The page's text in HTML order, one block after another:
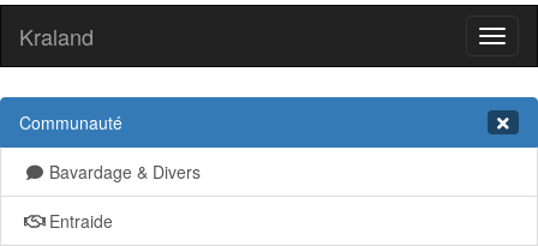
Kraland
Communauté
Bavardage & Divers
Entraide